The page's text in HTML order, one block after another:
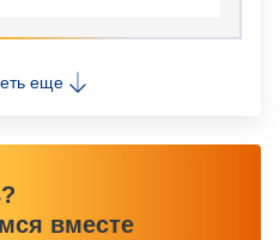
еще
вместе